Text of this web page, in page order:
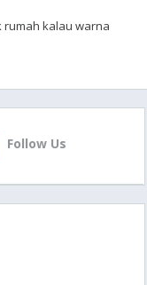
rumah kalau warna
Follow Us